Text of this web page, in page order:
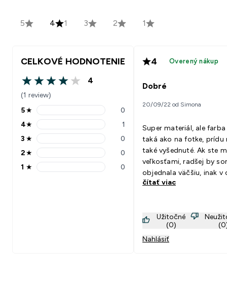
5 4 1 3 2 1
CELKOVÉ HODNOTENIE
4 out of 5 stars
4
(1 review)
5 stars rating 0 reviews
5★ 0
4 stars rating 1 reviews
4★ 1
3 stars rating 0 reviews
3 ★ 0
2 stars rating 0 reviews
2★ 0
1 stars rating 0 reviews
1 ★ 0
4 Overený nákup
Dobré
20/09/22 od Simona
Super materiál, ale farba
taká ako na fotke, prídu
také vyšednuté. Ak ste
veľkosťami, radšej by
objednala väčšiu, inak v
veľkosť sedí na bežnú.
čítať viac
Užitočné
(0)
Nahlásiť